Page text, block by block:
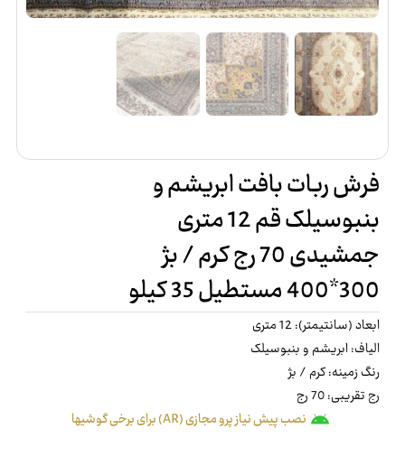
فرش ربات بافت ابریشم و
بنبوسیلک قم 12 متری
جمشیدی 70 رج کرم / بژ
300*400 مستطیل 35 کیلو
ابعاد (سانتیمتر): 12 متری
الیاف: ابریشم و بنبوسیلک
رنگ زمینه: کرم / بژ
رج تقریبی: 70 رج
نصب پیش نیاز پرو مجازی (AR) برای برخی گوشیها